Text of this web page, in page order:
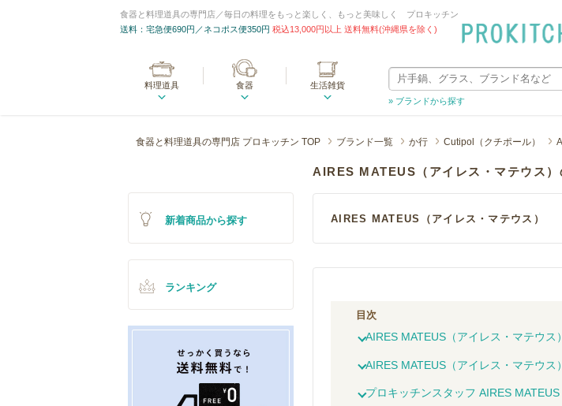
食器と料理道具の専門店／毎日の料理をもっと楽しく、もっと美味しく プロキッチン
送料：宅急便690円／ネコポス便350円 税込13,000円以上 送料無料(沖縄県を除く)
料理道具 食器
生活雑貨
» ブランドから探す
食器と料理道具の専門店 プロキッチン TOP ブランド一覧 か行 Cutipol（クチポール）
AIRES MATEUS（アイレス・マテウス）
AIRES MATEUS（アイレス・マテウス）
目次
AIRES MATEUS（アイレス・マテウス
AIRES MATEUS（アイレス・マテウス
プロキッチンスタッフ AIRES
新着商品から探す
ランキング